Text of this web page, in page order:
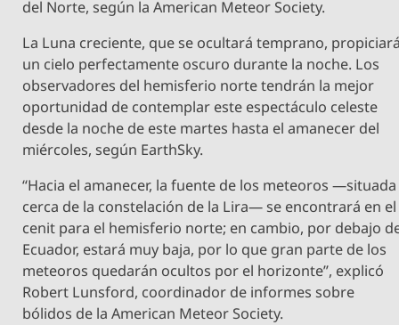
del Norte, según la American Meteor Society.
La Luna creciente, que se ocultará temprano,
un cielo perfectamente oscuro durante la noche. Los
observadores del hemisferio norte tendrán la mejor
oportunidad de contemplar este espectáculo celeste
desde la noche de este martes hasta el amanecer del
miércoles, según EarthSky.
“Hacia el amanecer, la fuente de los meteoros —situada
cerca de la constelación de la Lira— se encontrará en el
cenit para el hemisferio norte; en cambio, por debajo
Ecuador, estará muy baja, por lo que gran parte de los
meteoros quedarán ocultos por el horizonte”, explicó
Robert Lunsford, coordinador de informes sobre
bólidos de la American Meteor Society.